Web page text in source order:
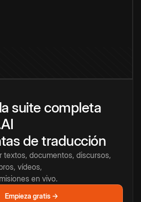
suite completa
de traducción
textos, documentos, discursos,
vídeos,
en vivo.
Empieza gratis →